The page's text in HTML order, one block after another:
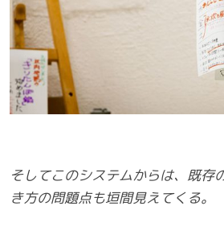
そしてこのシステムからは、既存
き方の問題点も垣間見えてくる。